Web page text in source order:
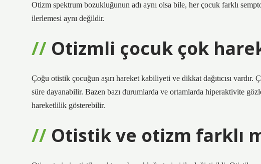
Otizm spektrum bozukluğunun adı aynı olsa bile, her çocuk farklı
ilerlemesi aynı değildir.
Otizmli çocuk çok
Çoğu otistik çocuğun aşırı hareket kabiliyeti ve dikkat dağıtıcısı
süre dayanabilir. Bazen bazı durumlarda ve ortamlarda hiperaktivite
hareketlilik gösterebilir.
Otistik ve otizm farklı